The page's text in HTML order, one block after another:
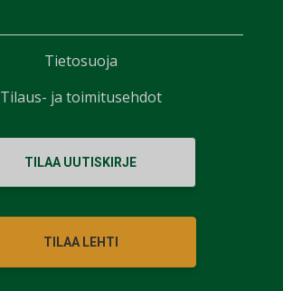
TILAA UUTISKIRJE
TILAA LEHTI
Tietosuoja
Tilaus- ja toimitusehdot